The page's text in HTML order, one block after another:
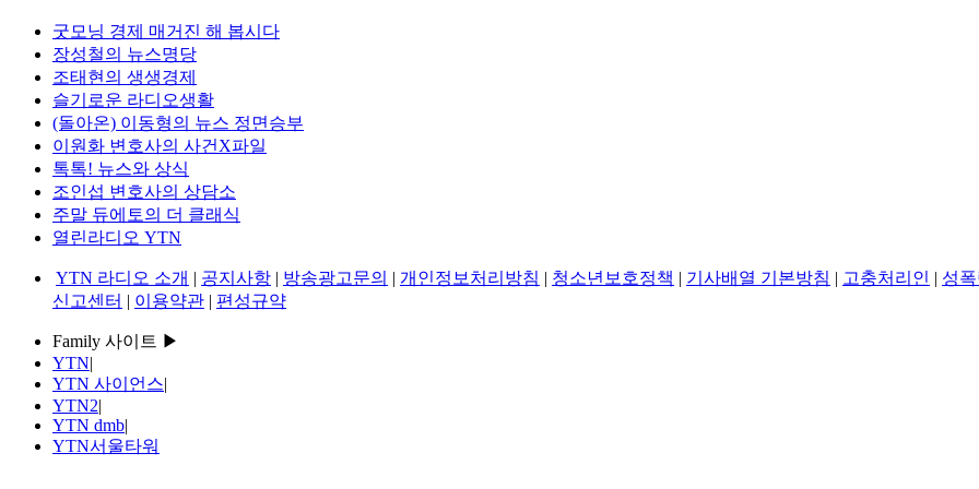
굿모닝 경제 매거진 해 봅시다
장성철의 뉴스명당
조태현의 생생경제
슬기로운 라디오생활
(돌아온) 이동형의 뉴스 정면승부
이원화 변호사의 사건X파일
톡톡! 뉴스와 상식
조인섭 변호사의 상담소
주말 듀에토의 더 클래식
열린라디오 YTN
YTN 라디오 소개 | 공지사항 | 방송광고문의 | 개인정보처리방침 | 청소년보호정책 | 기사배열 기본방침 | 고충처리인 | 성
신고센터 | 이용약관 | 편성규약
Family 사이트 ▶
YTN|
YTN 사이언스|
YTN2|
YTN dmb|
YTN서울타워